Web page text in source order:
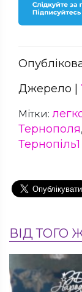
Джерело |
Мітки:
Тернополя,
Тернопіль1
ВІД ТОГО